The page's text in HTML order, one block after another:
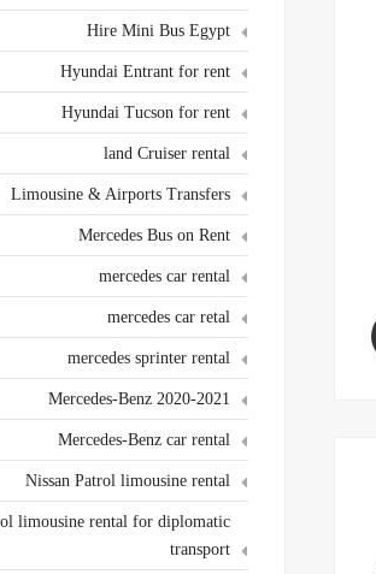
Hire Mini Bus Egypt
Hyundai Entrant for rent
Hyundai Tucson for rent
land Cruiser rental
Limousine & Airports Transfers
Mercedes Bus on Rent
mercedes car rental
mercedes car retal
mercedes sprinter rental
Mercedes-Benz 2020-2021
Mercedes-Benz car rental
Nissan Patrol limousine rental
limousine rental for diplomatic
transport